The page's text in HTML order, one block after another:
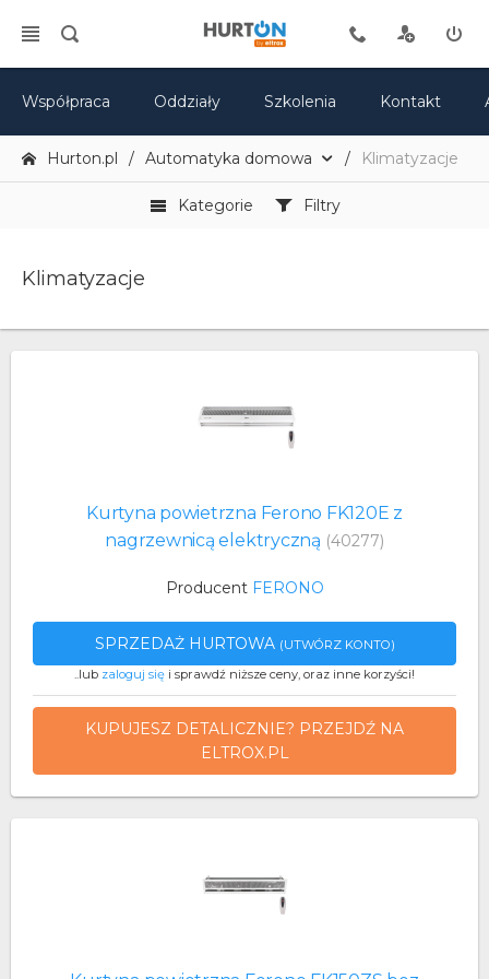
Współpraca Oddziały Szkolenia Kontakt
Hurton.pl Automatyka domowa Klimatyzacje
Kategorie Filtry
Klimatyzacje
Kurtyna powietrzna Ferono FK120E z
nagrzewnicą elektryczną (40277)
Producent FERONO
SPRZEDAŻ HURTOWA (UTWÓRZ KONTO)
..lub zaloguj się i sprawdź niższe ceny, oraz inne korzyści!
KUPUJESZ DETALICZNIE? PRZEJDŹ NA
ELTROX.PL